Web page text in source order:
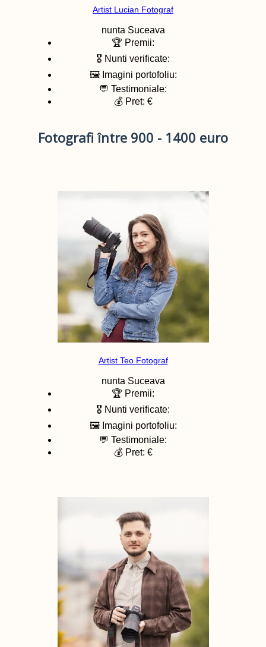
Artist Lucian Fotograf
nunta Suceava
🏆 Premii:
🎖️ Nunti verificate:
🖼️ Imagini portofoliu:
💬 Testimoniale:
💰 Pret: €
Fotografi între 900 - 1400 euro
Artist Teo Fotograf
nunta Suceava
🏆 Premii:
🎖️ Nunti verificate:
🖼️ Imagini portofoliu:
💬 Testimoniale:
💰 Pret: €